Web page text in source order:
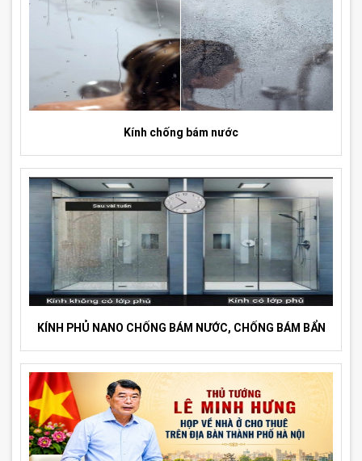
Kính chống bám nước
KÍNH PHỦ NANO CHỐNG BÁM NƯỚC, CHỐNG BÁM BẨN